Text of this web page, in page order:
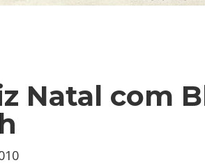
Natal com